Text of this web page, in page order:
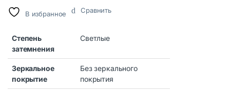
В избранное Сравнить
Степень
затемнения
Светлые
Зеркальное
покрытие
Без зеркального
покрытия